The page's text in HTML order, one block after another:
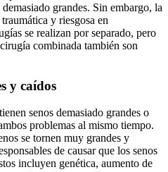
grandes. Sin embargo, la
y riesgosa en
se realizan por separado, pero
combinada también son
y caídos
senos demasiado grandes o
problemas al mismo tiempo.
se tornen muy grandes y
de causar que los senos
incluyen genética, aumento de